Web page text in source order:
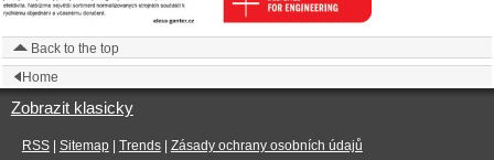
Back to the top
Home
Zobrazit klasicky
RSS| Sitemap| Trends| Zásady ochrany osobních údajů